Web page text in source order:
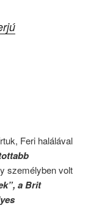
Feri halálával
személyben volt
a Brit